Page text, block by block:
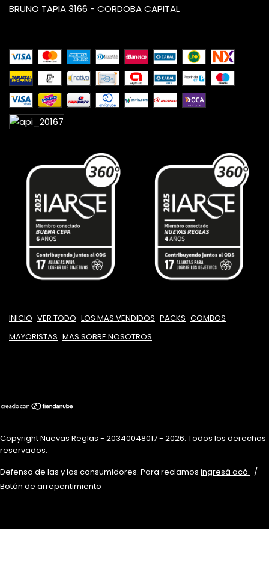
BRUNO TAPIA 3166 - CORDOBA CAPITAL
INICIO VER TODO LOS MAS VENDIDOS PACKS COMBOS
MAYORISTAS MAS SOBRE NOSOTROS
Copyright Nuevas Reglas - 20340048017 - 2026. Todos los derechos
reservados.
Defensa de las y los consumidores. Para reclamos ingresá acá. /
Botón de arrepentimiento